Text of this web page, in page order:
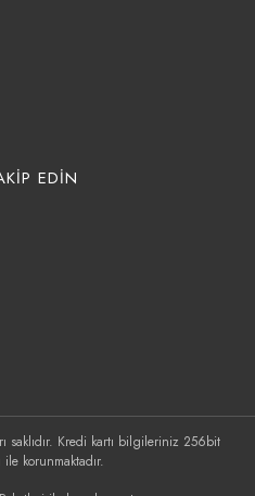
EDİN
saklıdır. Kredi kartı bilgileriniz 256bit
ile korunmaktadır.